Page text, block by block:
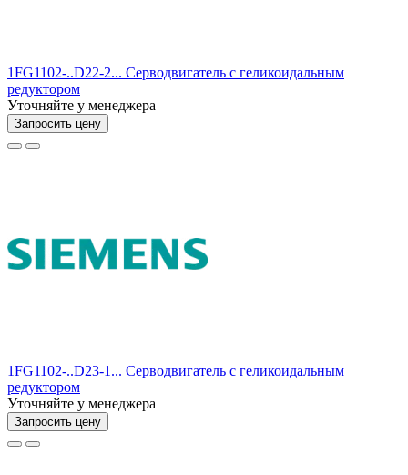
1FG1102-..D22-2... Серводвигатель с геликоидальным
редуктором
Уточняйте у менеджера
Запросить цену
1FG1102-..D23-1... Серводвигатель с геликоидальным
редуктором
Уточняйте у менеджера
Запросить цену